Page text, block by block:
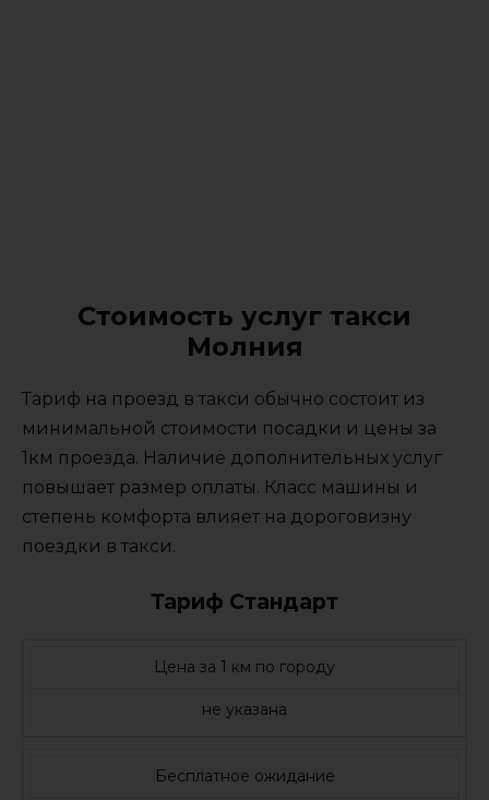
Стоимость услуг такси
Молния
Тариф на проезд в такси обычно состоит из
минимальной стоимости посадки и цены за
1км проезда. Наличие дополнительных услуг
повышает размер оплаты. Класс машины и
степень комфорта влияет на дороговизну
поездки в такси.
Тариф Стандарт
Цена за 1 км по городу
не указана
Бесплатное ожидание